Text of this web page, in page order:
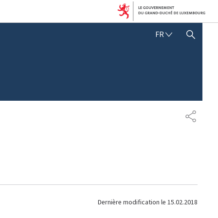
FRF
S
AFFICHER / MASQUER LA RECHERCHE
P
A
Dernière modification le 15.02.2018